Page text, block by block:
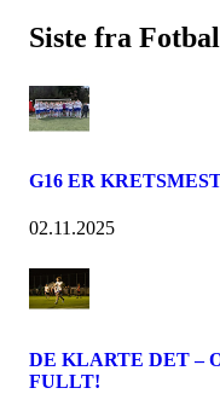
Siste fra
G16 ER
02.11.2025
DE KLARTE DET –
FULLT!